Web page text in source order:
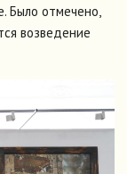
Было отмечено,
возведение